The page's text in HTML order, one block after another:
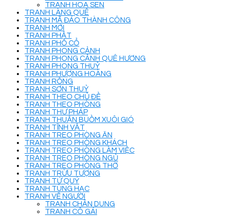
TRANH HOA SEN
TRANH LÀNG QUÊ
TRANH MÃ ĐÁO THÀNH CÔNG
TRANH MỚI
TRANH PHẬT
TRANH PHỐ CỔ
TRANH PHONG CẢNH
TRANH PHONG CẢNH QUÊ HƯƠNG
TRANH PHONG THUỶ
TRANH PHƯỢNG HOÀNG
TRANH RỒNG
TRANH SƠN THUỶ
TRANH THEO CHỦ ĐỀ
TRANH THEO PHÒNG
TRANH THƯ PHÁP
TRANH THUẬN BUỒM XUÔI GIÓ
TRANH TĨNH VẬT
TRANH TREO PHÒNG ĂN
TRANH TREO PHÒNG KHÁCH
TRANH TREO PHÒNG LÀM VIỆC
TRANH TREO PHÒNG NGỦ
TRANH TREO PHÒNG THỜ
TRANH TRỪU TƯỢNG
TRANH TỨ QUÝ
TRANH TÙNG HẠC
TRANH VẼ NGƯỜI
TRANH CHÂN DUNG
TRANH CÔ GÁI